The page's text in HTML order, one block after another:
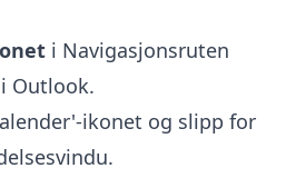
i Navigasjonsruten
Outlook.
ikonet og slipp for